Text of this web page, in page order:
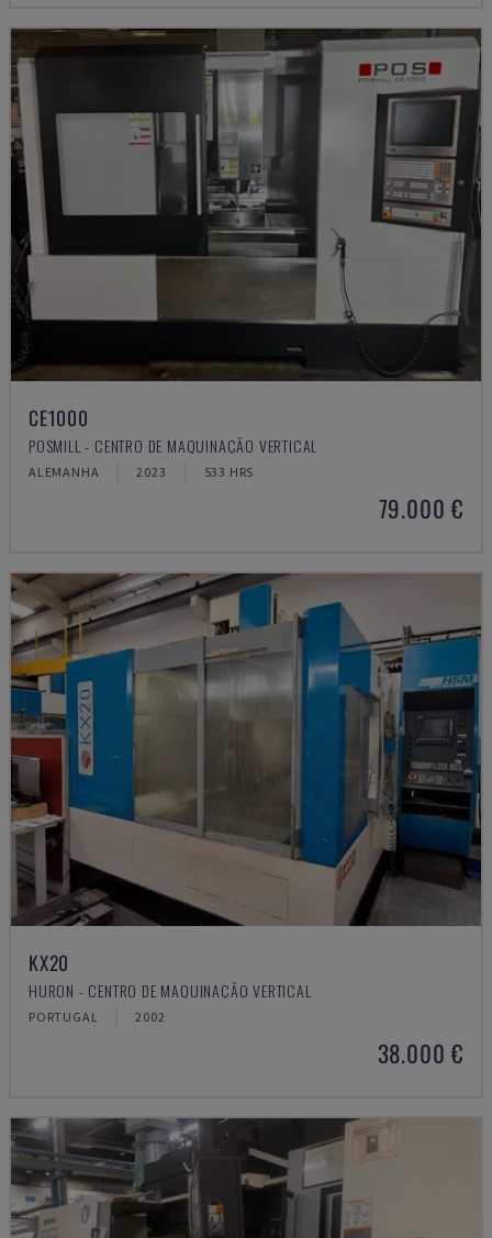
CE1000
POSMILL - CENTRO DE MAQUINAÇÃO VERTICAL
ALEMANHA 2023 533 HRS
79.000 €
KX20
HURON - CENTRO DE MAQUINAÇÃO VERTICAL
PORTUGAL 2002
38.000 €